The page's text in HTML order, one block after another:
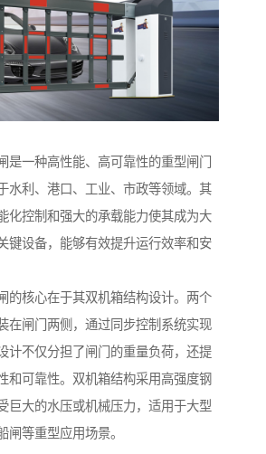
是一种高性能、高可靠性的重型闸门
水利、港口、工业、市政等领域。其
化控制和强大的承载能力使其成为大
键设备，能够有效提升运行效率和安
的核心在于其双机箱结构设计。两个
在闸门两侧，通过同步控制系统实现
计不仅分担了闸门的重量负荷，还提
和可靠性。双机箱结构采用高强度钢
巨大的水压或机械压力，适用于大型
闸等重型应用场景。